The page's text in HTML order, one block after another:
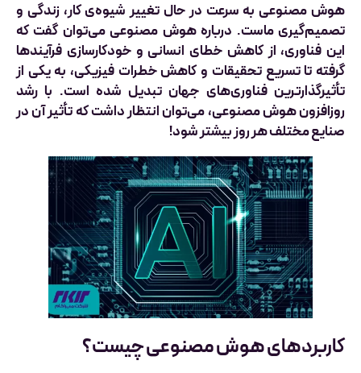
هوش مصنوعی به سرعت در حال تغییر شیوه‌ی کار، زندگی و
تصمیم‌گیری ماست. درباره هوش مصنوعی می‌توان گفت که
این فناوری، از کاهش خطای انسانی و خودکارسازی فرآیندها
گرفته تا تسریع تحقیقات و کاهش خطرات فیزیکی، به یکی از
تأثیرگذارترین فناوری‌های جهان تبدیل شده است. با رشد
روزافزون هوش مصنوعی، می‌توان انتظار داشت که تأثیر آن در
صنایع مختلف هر روز بیشتر شود!
کاربردهای هوش مصنوعی چیست؟